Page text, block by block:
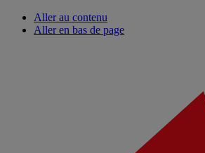
Aller au contenu
Aller en bas de page